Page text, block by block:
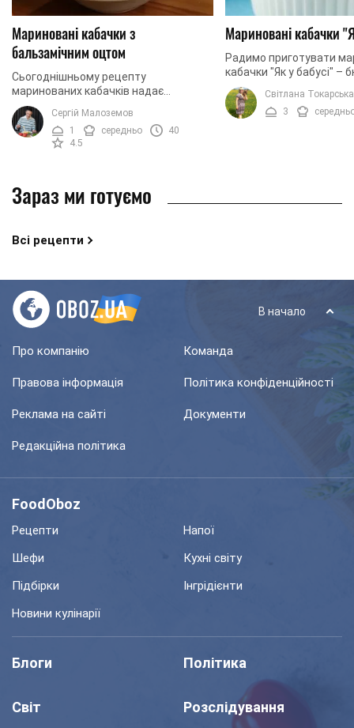
Мариновані кабачки з
бальзамічним оцтом
Сьогоднішньому рецепту
маринованих кабачків надає
заворожливої чарівності
бальзамічний оцет. Його
найдосконаліше поєднання з медом,
соком лимону, ...
Сергій Малоземов
1
середньо
40
4.5
Мариновані кабачки
Радимо приготувати
кабачки "Як у бабусі" –
дуже швидкий рецепт
складу маринаду
натуральні спеції та ...
Світлана Токарська
3
Зараз ми готуємо
Всі рецепти
В начало
Про компанію Команда
Правова інформація Політика конфіденційності
Реклама на сайті Документи
Редакційна політика
FoodOboz
Рецепти
Напої
Шефи
Кухні світу
Підбірки
Інгрідієнти
Новини кулінарії
Блоги Політика
Світ Розслідування